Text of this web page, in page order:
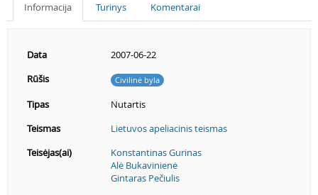
Informacija Turinys Komentarai
Data
2007-06-22
Rūšis
Civilinė byla
Tipas
Nutartis
Teismas
Lietuvos apeliacinis teismas
Teisėjas(ai)
Konstantinas Gurinas
Alė Bukavinienė
Gintaras Pečiulis